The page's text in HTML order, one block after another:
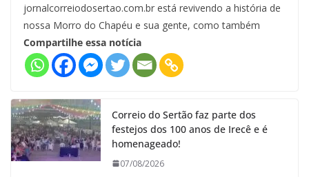
jornalcorreiodosertao.com.br está revivendo a história de
nossa Morro do Chapéu e sua gente, como também
Compartilhe essa notícia
Correio do Sertão faz parte dos
festejos dos 100 anos de Irecê e é
homenageado!
07/08/2026